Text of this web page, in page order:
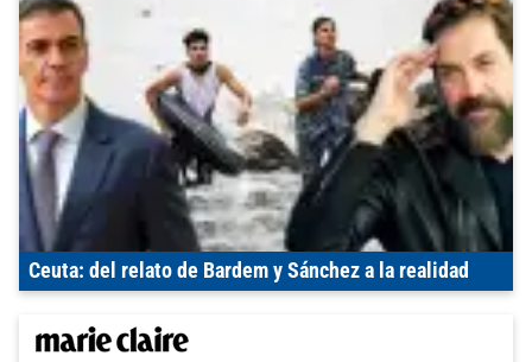
Ceuta: del relato de Bardem y Sánchez a la realidad